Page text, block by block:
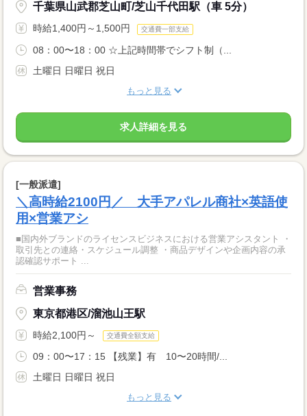
千葉県山武郡芝山町/芝山千代田駅（車 5分）
時給1,400円～1,500円 交通費一部支給
08：00〜18：00 ☆上記時間帯でシフト制（...
土曜日 日曜日 祝日
もっと見る
求人詳細を見る
[一般派遣]
＼高時給2100円／ 大手アパレル商社×英語使
用×営業アシ
■国内外ブランドのライセンスビジネスにおける営業アシスタント ・
取引先との連絡・スケジュール調整 ・商品デザインや企画内容の承
認確認サポート ...
営業事務
東京都港区/溜池山王駅
時給2,100円～ 交通費全額支給
09：00〜17：15 【残業】有 10〜20時間/...
土曜日 日曜日 祝日
もっと見る